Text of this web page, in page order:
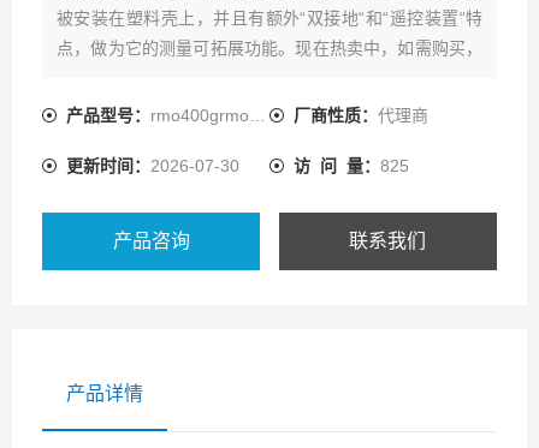
被安装在塑料壳上，并且有额外“双接地“和“遥控装置“特
点，做为它的测量可拓展功能。现在热卖中，如需购买，
产品型号： rmo400grmo500g 厂商性质： 代理商
更新时间： 2026-07-30 访 问 量： 825
产品咨询 联系我们
产品详情